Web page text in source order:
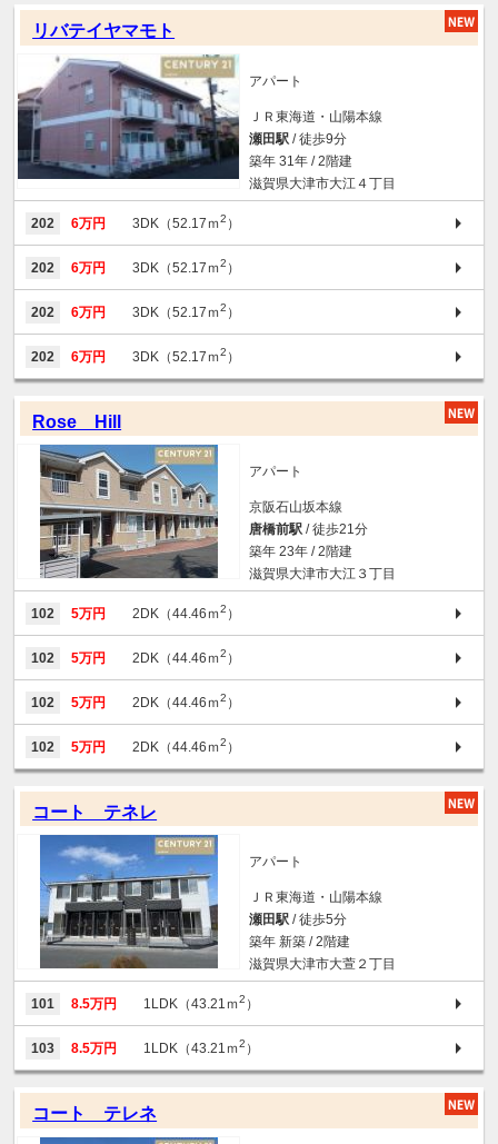
リバテイヤマモト
アパート
ＪＲ東海道・山陽本線
瀬田駅 / 徒歩9分
築年 31年 / 2階建
滋賀県大津市大江４丁目
202 6万円 3DK（52.17ｍ2 ）
202 6万円 3DK（52.17ｍ2 ）
202 6万円 3DK（52.17ｍ2 ）
202 6万円 3DK（52.17ｍ2 ）
Rose Hill
アパート
京阪石山坂本線
唐橋前駅 / 徒歩21分
築年 23年 / 2階建
滋賀県大津市大江３丁目
102 5万円 2DK（44.46ｍ2 ）
102 5万円 2DK（44.46ｍ2 ）
102 5万円 2DK（44.46ｍ2 ）
102 5万円 2DK（44.46ｍ2 ）
コート テネレ
アパート
ＪＲ東海道・山陽本線
瀬田駅 / 徒歩5分
築年 新築 / 2階建
滋賀県大津市大萱２丁目
101 8.5万円 1LDK（43.21ｍ2 ）
103 8.5万円 1LDK（43.21ｍ2 ）
コート テレネ